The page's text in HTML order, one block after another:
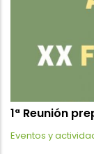
1ª Reunión
Eventos y